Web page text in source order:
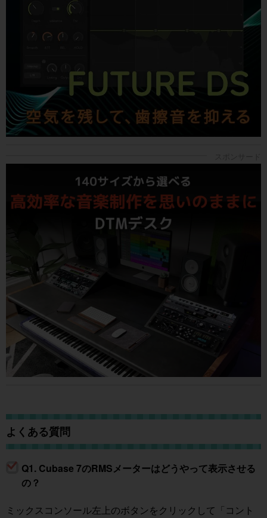
よくある質問
Q1. Cubase 7のRMSメーターはどうやって表示させる
の？
ミックスコンソール左上のボタンをクリックして「コント